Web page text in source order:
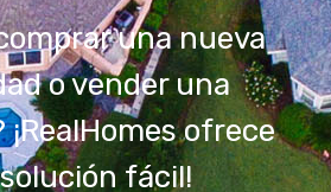
una nueva
o vender una
ofrece
fácil!